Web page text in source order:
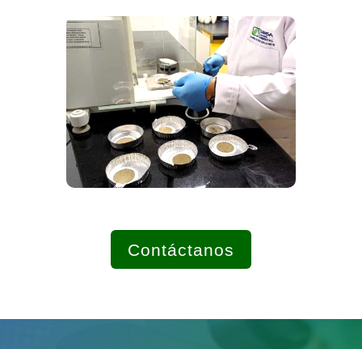
Contáctanos